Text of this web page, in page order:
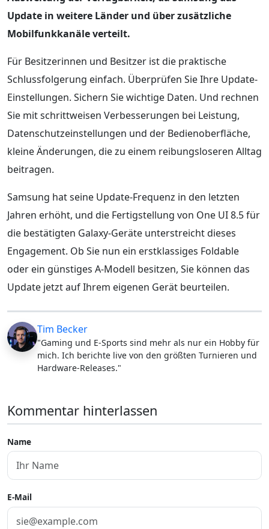
Update in weitere Länder und über zusätzliche
Mobilfunkkanäle verteilt.
Für Besitzerinnen und Besitzer ist die praktische
Schlussfolgerung einfach. Überprüfen Sie Ihre Update-
Einstellungen. Sichern Sie wichtige Daten. Und rechnen
Sie mit schrittweisen Verbesserungen bei Leistung,
Datenschutzeinstellungen und der Bedienoberfläche,
kleine Änderungen, die zu einem reibungsloseren Alltag
beitragen.
Samsung hat seine Update-Frequenz in den letzten
Jahren erhöht, und die Fertigstellung von One UI 8.5 für
die bestätigten Galaxy-Geräte unterstreicht dieses
Engagement. Ob Sie nun ein erstklassiges Foldable
oder ein günstiges A-Modell besitzen, Sie können das
Update jetzt auf Ihrem eigenen Gerät beurteilen.
Tim Becker
"Gaming und E-Sports sind mehr als nur ein Hobby für
mich. Ich berichte live von den größten Turnieren und
Hardware-Releases."
Kommentar hinterlassen
Name
E-Mail